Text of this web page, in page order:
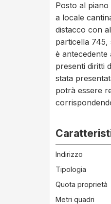
Posto al
a locale
distacco con
particella 745,
è
presenti diritti
stata
potrà essere
Indirizzo
Tipologia
Quota proprietà
Metri quadri